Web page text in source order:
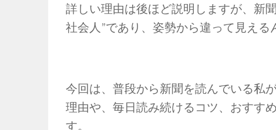
詳しい理由は後ほど説明しますが、新
社会人”であり、姿勢から違って見える
今回は、普段から新聞を読んでいる私
理由や、毎日読み続けるコツ、おすす
す。